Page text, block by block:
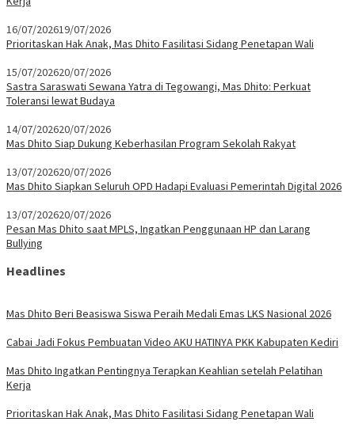
16/07/202619/07/2026
Prioritaskan Hak Anak, Mas Dhito Fasilitasi Sidang Penetapan Wali
15/07/202620/07/2026
Sastra Saraswati Sewana Yatra di Tegowangi, Mas Dhito: Perkuat
Toleransi lewat Budaya
14/07/202620/07/2026
Mas Dhito Siap Dukung Keberhasilan Program Sekolah Rakyat
13/07/202620/07/2026
Mas Dhito Siapkan Seluruh OPD Hadapi Evaluasi Pemerintah Digital 2026
13/07/202620/07/2026
Pesan Mas Dhito saat MPLS, Ingatkan Penggunaan HP dan Larang
Bullying
Headlines
Mas Dhito Beri Beasiswa Siswa Peraih Medali Emas LKS Nasional 2026
Cabai Jadi Fokus Pembuatan Video AKU HATINYA PKK Kabupaten Kediri
Mas Dhito Ingatkan Pentingnya Terapkan Keahlian setelah Pelatihan
Kerja
Prioritaskan Hak Anak, Mas Dhito Fasilitasi Sidang Penetapan Wali